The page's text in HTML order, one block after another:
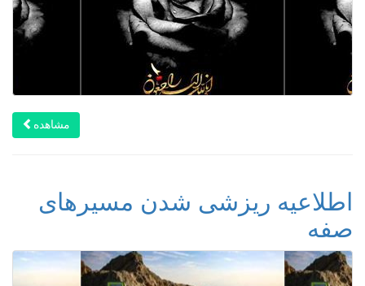
مشاهده
اطلاعیه ریزشی شدن مسیرهای
صفه